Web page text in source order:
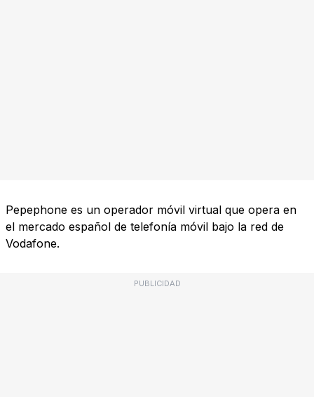
Pepephone es un operador móvil virtual que opera en
el mercado español de telefonía móvil bajo la red de
Vodafone.
PUBLICIDAD